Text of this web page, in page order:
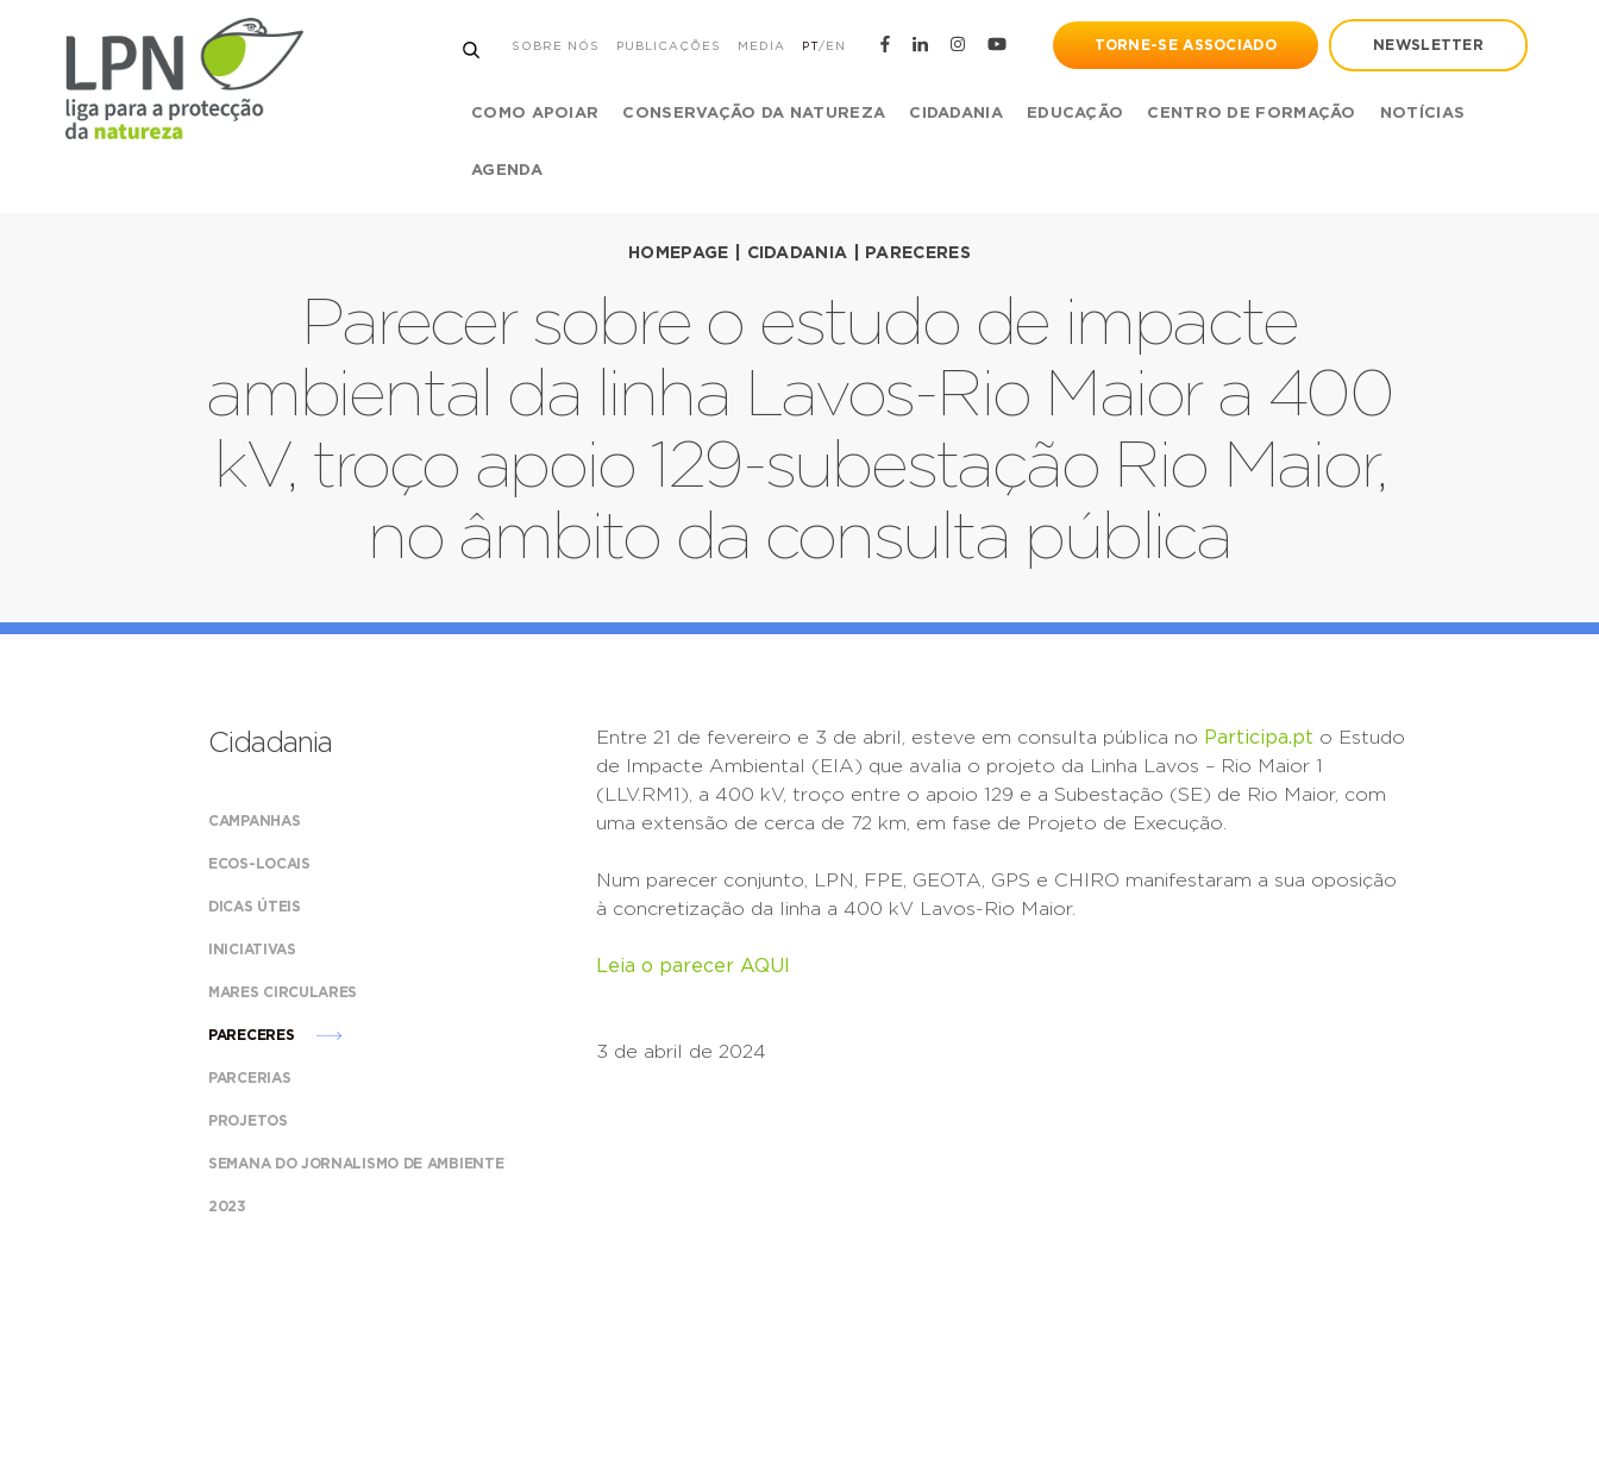
SOBRE NÓS PUBLICAÇÕES MEDIA PT/ EN TORNE-SE ASSOCIADO NEWSLETTER
COMO APOIAR CONSERVAÇÃO DA NATUREZA CIDADANIA EDUCAÇÃO CENTRO DE FORMAÇÃO NOTÍCIAS
AGENDA
HOMEPAGE CIDADANIA PARECERES
Parecer sobre o estudo de impacte
ambiental da linha Lavos-Rio Maior a 400
kV, troço apoio 129-subestação Rio Maior,
no âmbito da consulta pública
Cidadania
CAMPANHAS
ECOS-LOCAIS
DICAS ÚTEIS
INICIATIVAS
MARES CIRCULARES
PARECERES
PARCERIAS
PROJETOS
SEMANA DO JORNALISMO DE AMBIENTE
2023
Entre 21 de fevereiro e 3 de abril, esteve em consulta pública no Participa.pt o Estudo
de Impacte Ambiental (EIA) que avalia o projeto da Linha Lavos – Rio Maior 1
(LLV.RM1), a 400 kV, troço entre o apoio 129 e a Subestação (SE) de Rio Maior, com
uma extensão de cerca de 72 km, em fase de Projeto de Execução.
Num parecer conjunto, LPN, FPE, GEOTA, GPS e CHIRO manifestaram a sua oposição
à concretização da linha a 400 kV Lavos-Rio Maior.
Leia o parecer AQUI
3 de abril de 2024